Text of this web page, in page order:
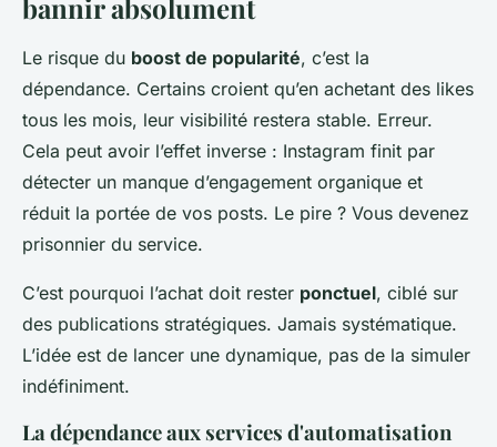
bannir absolument
Le risque du boost de popularité, c’est la
dépendance. Certains croient qu’en achetant des likes
tous les mois, leur visibilité restera stable. Erreur.
Cela peut avoir l’effet inverse : Instagram finit par
détecter un manque d’engagement organique et
réduit la portée de vos posts. Le pire ? Vous devenez
prisonnier du service.
C’est pourquoi l’achat doit rester ponctuel, ciblé sur
des publications stratégiques. Jamais systématique.
L’idée est de lancer une dynamique, pas de la simuler
indéfiniment.
La dépendance aux services d'automatisation